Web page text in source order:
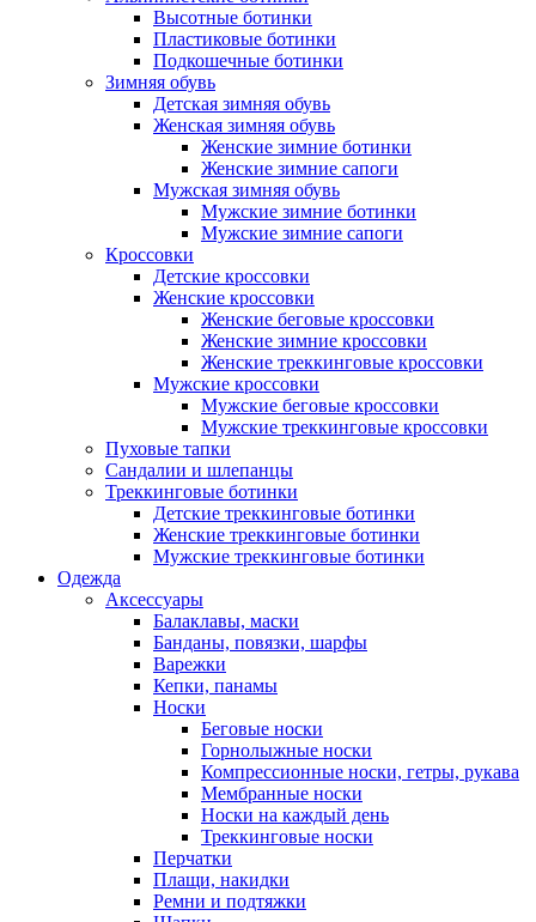
Высотные ботинки
Пластиковые ботинки
Подкошечные ботинки
Зимняя обувь
Детская зимняя обувь
Женская зимняя обувь
Женские зимние ботинки
Женские зимние сапоги
Мужская зимняя обувь
Мужские зимние ботинки
Мужские зимние сапоги
Кроссовки
Детские кроссовки
Женские кроссовки
Женские беговые кроссовки
Женские зимние кроссовки
Женские треккинговые кроссовки
Мужские кроссовки
Мужские беговые кроссовки
Мужские треккинговые кроссовки
Пуховые тапки
Сандалии и шлепанцы
Треккинговые ботинки
Детские треккинговые ботинки
Женские треккинговые ботинки
Мужские треккинговые ботинки
Одежда
Аксессуары
Балаклавы, маски
Банданы, повязки, шарфы
Варежки
Кепки, панамы
Носки
Беговые носки
Горнолыжные носки
Компрессионные носки, гетры, рукава
Мембранные носки
Носки на каждый день
Треккинговые носки
Перчатки
Плащи, накидки
Ремни и подтяжки